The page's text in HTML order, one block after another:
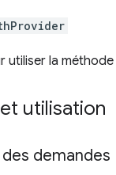
utiliser la méthode
utilisation
demandes